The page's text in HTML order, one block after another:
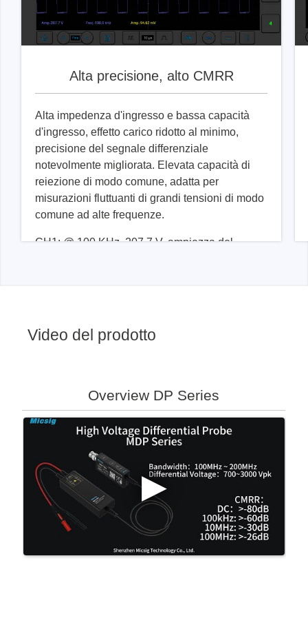
Alta precisione, alto CMRR
Alta impedenza d'ingresso e bassa capacità
d'ingresso, effetto carico ridotto al minimo,
precisione del segnale differenziale
notevolmente migliorata. Elevata capacità di
reiezione di modo comune, adatta per
misurazioni fluttuanti di grandi tensioni di modo
comune ad alte frequenze.
CH1: @ 100 KHz, 207,7 V, ampiezza del
Video del prodotto
Overview DP Series